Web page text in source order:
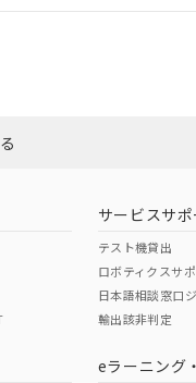
この製品の規格認証/適合
サービスサポ
テスト機貸出
ロボティクスサ
日本語相談窓口
輸出該非判定
eラーニング